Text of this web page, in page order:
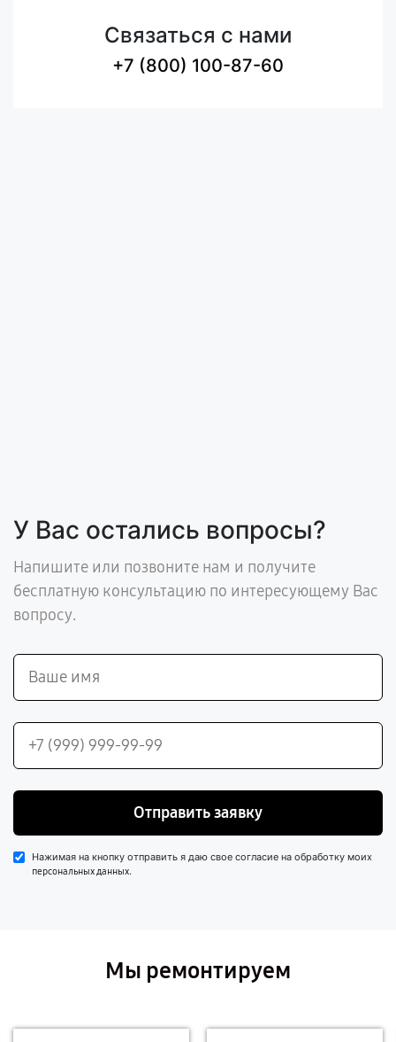
Связаться с нами
+7 (800) 100-87-60
У Вас остались вопросы?
Напишите или позвоните нам и получите
бесплатную консультацию по интересующему Вас
вопросу.
Отправить заявку
Нажимая на кнопку отправить я даю свое согласие на обработку моих
персональных данных.
Мы ремонтируем